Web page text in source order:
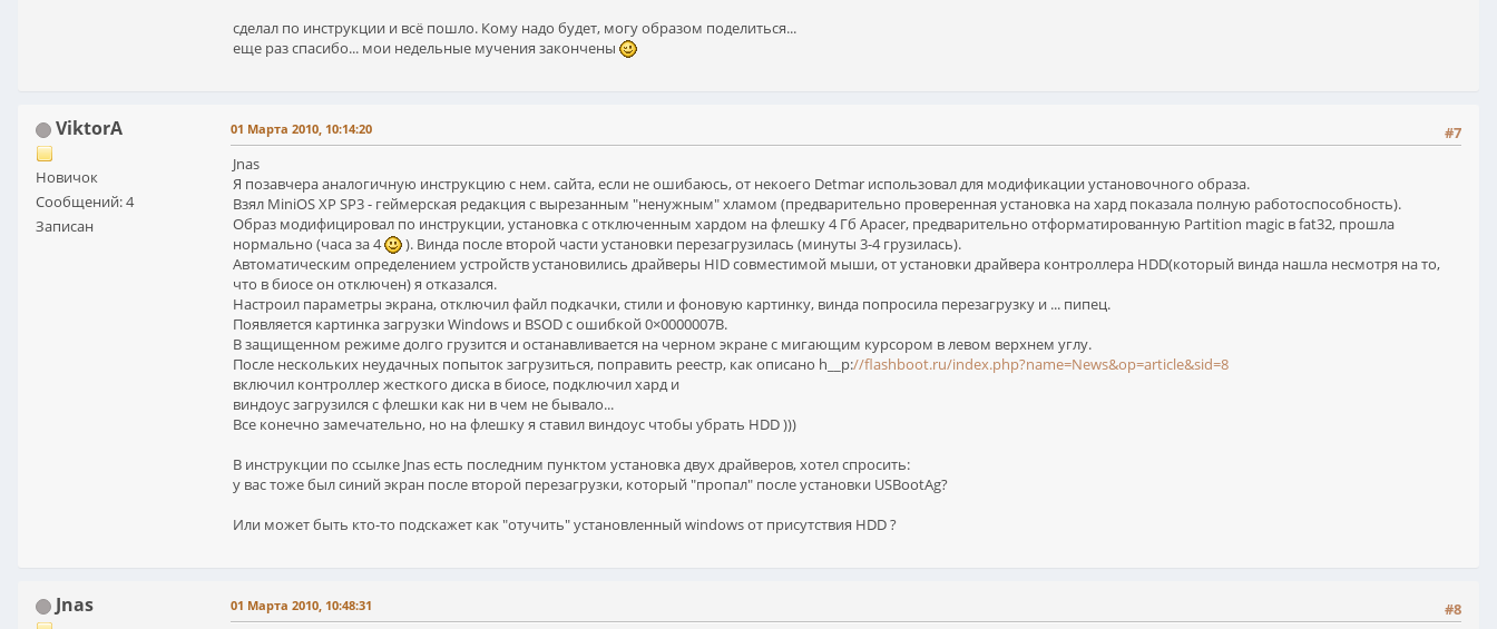
сделал по инструкции и всё пошло. Кому надо будет, могу образом поделиться...
еще раз спасибо... мои недельные мучения закончены
ViktorA
Новичок
Сообщений: 4
Записан
#7
01 Марта 2010, 10:14:20
Jnas
Я позавчера аналогичную инструкцию с нем. сайта, если не ошибаюсь, от некоего Detmar использовал для модификации установочного образа.
Взял MiniOS XP SP3 - геймерская редакция с вырезанным "ненужным" хламом (предварительно проверенная установка на хард показала полную работоспособность).
Образ модифицировал по инструкции, установка с отключенным хардом на флешку 4 Гб Apacer, предварительно отформатированную Partition magic в fat32, прошла
нормально (часа за 4
). Винда после второй части установки перезагрузилась (минуты 3-4 грузилась).
Автоматическим определением устройств установились драйверы HID совместимой мыши, от установки драйвера контроллера HDD(который винда нашла несмотря на то,
что в биосе он отключен) я отказался.
Настроил параметры экрана, отключил файл подкачки, стили и фоновую картинку, винда попросила перезагрузку и ... пипец.
Появляется картинка загрузки Windows и BSOD с ошибкой 0×0000007B.
В защищенном режиме долго грузится и останавливается на черном экране с мигающим курсором в левом верхнем углу.
После нескольких неудачных попыток загрузиться, поправить реестр, как описано h__p://flashboot.ru/index.php?name=News&op=article&sid=8
включил контроллер жесткого диска в биосе, подключил хард и
виндоус загрузился с флешки как ни в чем не бывало...
Все конечно замечательно, но на флешку я ставил виндоус чтобы убрать HDD )))
В инструкции по ссылке Jnas есть последним пунктом установка двух драйверов, хотел спросить:
у вас тоже был синий экран после второй перезагрузки, который "пропал" после установки USBootAg?
Или может быть кто-то подскажет как "отучить" установленный windows от присутствия HDD ?
Jnas #8
01 Марта 2010, 10:48:31